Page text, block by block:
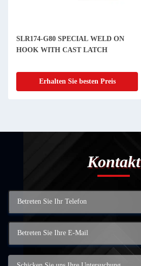
SLR174-G80 SPECIAL WELD ON
HOOK WITH CAST LATCH
Erhalten Sie besten Preis
Kontakt